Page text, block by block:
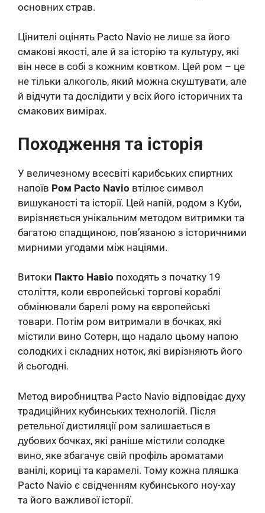
основних страв.
Цінителі оцінять Pacto Navio не лише за його
смакові якості, але й за історію та культуру, які
він несе в собі з кожним ковтком. Цей ром – це
не тільки алкоголь, який можна скуштувати, але
й відчути та дослідити у всіх його історичних та
смакових вимірах.
Походження та історія
У величезному всесвіті карибських спиртних
напоїв Ром Pacto Navio втілює символ
вишуканості та історії. Цей напій, родом з Куби,
вирізняється унікальним методом витримки та
багатою спадщиною, пов’язаною з історичними
мирними угодами між націями.
Витоки Пакто Навіо походять з початку 19
століття, коли європейські торгові кораблі
обмінювали барелі рому на європейські
товари. Потім ром витримали в бочках, які
містили вино Сотерн, що надало цьому напою
солодких і складних ноток, які вирізняють його
й сьогодні.
Метод виробництва Pacto Navio відповідає духу
традиційних кубинських технологій. Після
ретельної дистиляції ром залишається в
дубових бочках, які раніше містили солодке
вино, яке збагачує свій профіль ароматами
ванілі, кориці та карамелі. Тому кожна пляшка
Pacto Navio є свідченням кубинського ноу-хау
та його важливої ​​історії.